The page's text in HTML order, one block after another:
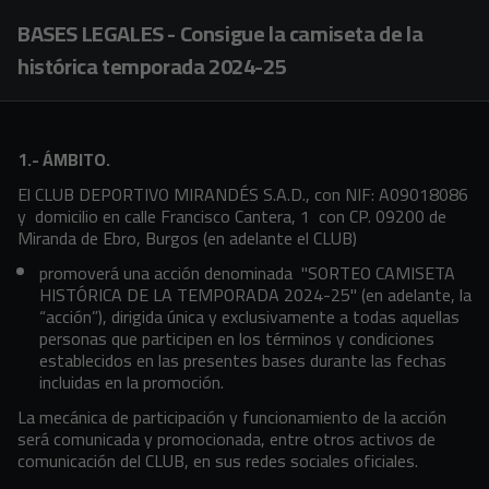
BASES LEGALES - Consigue la camiseta de la
histórica temporada 2024-25
1.- ÁMBITO.
El CLUB DEPORTIVO MIRANDÉS S.A.D., con NIF: A09018086
y domicilio en calle Francisco Cantera, 1 con CP. 09200 de
Miranda de Ebro, Burgos (en adelante el CLUB)
promoverá una acción denominada "SORTEO CAMISETA
HISTÓRICA DE LA TEMPORADA 2024-25" (en adelante, la
“acción”), dirigida única y exclusivamente a todas aquellas
personas que participen en los términos y condiciones
establecidos en las presentes bases durante las fechas
incluidas en la promoción.
La mecánica de participación y funcionamiento de la acción
será comunicada y promocionada, entre otros activos de
comunicación del CLUB, en sus redes sociales oficiales.